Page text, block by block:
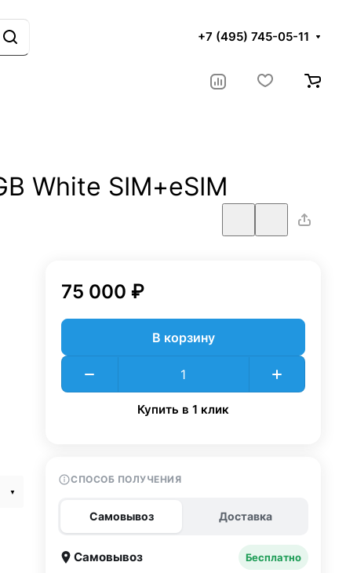
+7 (495) 745-05-11
White SIM+eSIM
75 000 ₽
В корзину
Купить в 1 клик
СПОСОБ ПОЛУЧЕНИЯ
Самовывоз Доставка
Самовывоз
Бесплатно